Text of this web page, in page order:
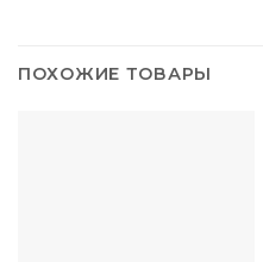
ПОХОЖИЕ ТОВАРЫ